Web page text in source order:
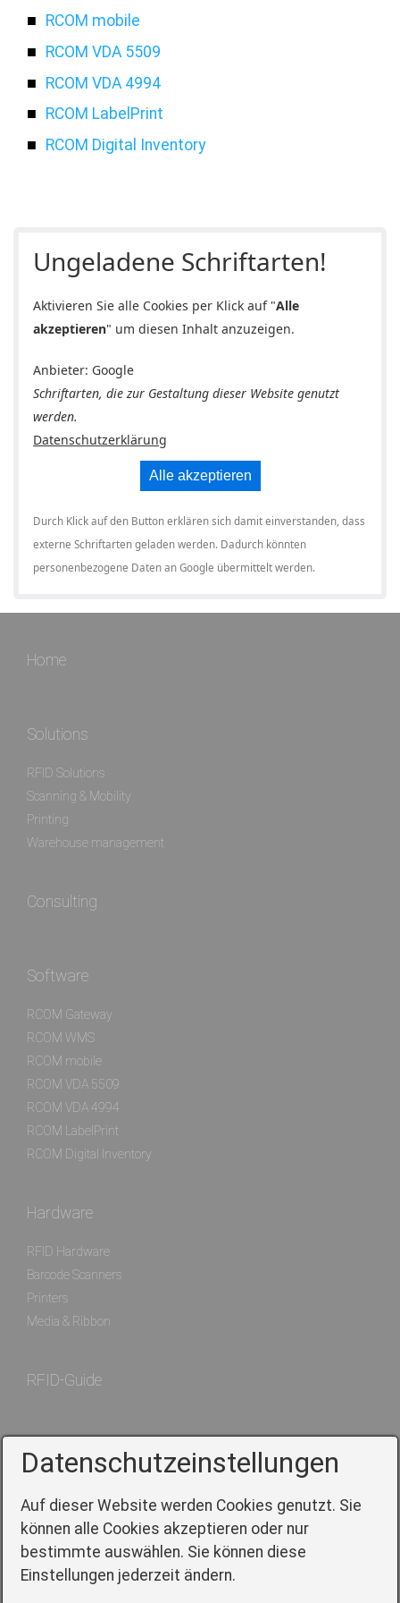
RCOM mobile
RCOM VDA 5509
RCOM VDA 4994
RCOM LabelPrint
RCOM Digital Inventory
Ungeladene Schriftarten!
Aktivieren Sie alle Cookies per Klick auf "Alle
akzeptieren" um diesen Inhalt anzuzeigen.
Anbieter: Google
Schriftarten, die zur Gestaltung dieser Website genutzt
werden.
Datenschutzerklärung
Alle akzeptieren
Durch Klick auf den Button erklären sich damit einverstanden, dass
externe Schriftarten geladen werden. Dadurch könnten
personenbezogene Daten an Google übermittelt werden.
Home
Solutions
RFID Solutions
Scanning & Mobility
Printing
Warehouse management
Consulting
Software
RCOM Gateway
RCOM WMS
RCOM mobile
RCOM VDA 5509
RCOM VDA 4994
RCOM LabelPrint
RCOM Digital Inventory
Hardware
RFID Hardware
Barcode Scanners
Printers
Media & Ribbon
RFID-Guide
Service
Contact
Directions
Datenschutzeinstellungen
Auf dieser Website werden Cookies genutzt. Sie
können alle Cookies akzeptieren oder nur
bestimmte auswählen. Sie können diese
Einstellungen jederzeit ändern.